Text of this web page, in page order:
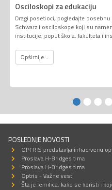
Osciloskopi za edukaciju
Dragi posetioci, pogledajte
Schwarz i osciloskope koji su
institucije, poput škola, fakulteta i
Opširnije...
POSLEDNJE NOVOSTI
OPTRIS predstavlja infracrvenu
Proslava H-Bridges tima
Proslava H-Bridges tima
Optris - Važne vesti
Šta je lemilica, kako se koristi i